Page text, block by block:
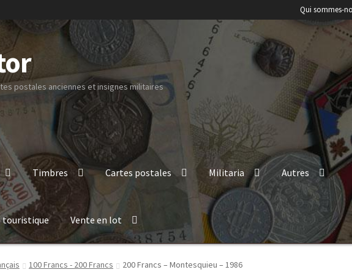
Qui sommes-
postales anciennes et insignes militaires
Timbres Cartes postales Militaria Autres
touristique Vente en lot
100 Francs - 200 Francs 200 Francs – Montesquieu – 1986